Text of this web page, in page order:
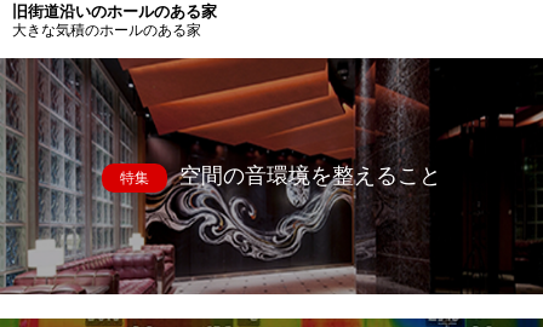
旧街道沿いのホールのある家
大きな気積のホールのある家
特集 空間の音環境を整えること